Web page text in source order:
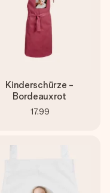
Kinderschürze -
Bordeauxrot
17,99